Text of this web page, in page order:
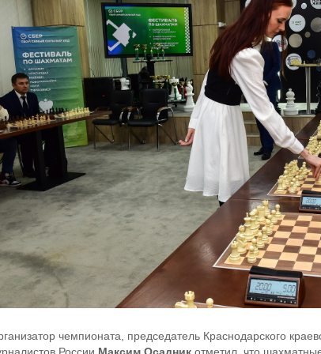
чемпионата, председатель Краснодарского